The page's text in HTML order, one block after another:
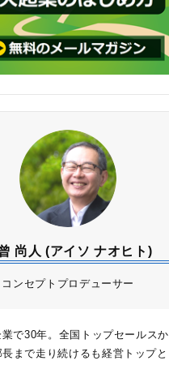
尚人 (アイソ ナオヒト)
コンセプトプロデューサー
で30年。全国トップセールスか
長まで走り続けるも経営トップと